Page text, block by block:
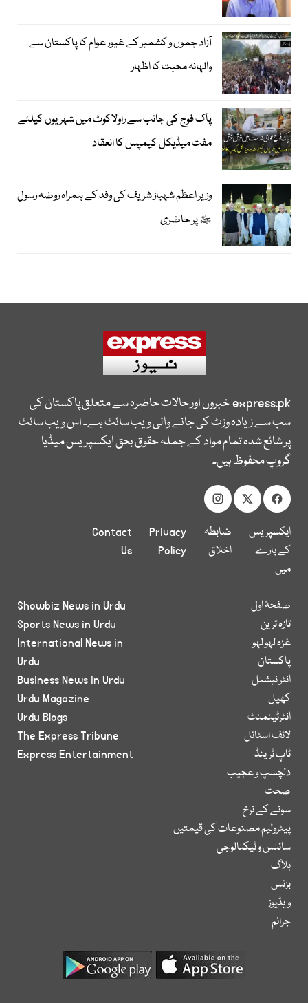
آزاد جموں و کشمیر کے غیور عوام کا پاکستان سے
والہانہ محبت کا اظہار
پاک فوج کی جانب سے راولاکوٹ میں شہریوں کیلئے
مفت میڈیکل کیمپس کا انعقاد
وزیر اعظم شہباز شریف کی وفد کے ہمراہ روضہ رسول
ﷺ پر حاضری
express.pkخبروں اور حالات حاضرہ سے متعلق پاکستان کی
سب سے زیادہ وزٹ کی جانے والی ویب سائٹ ہے۔ اس ویب سائٹ
پر شائع شدہ تمام مواد کے جملہ حقوق بحق ایکسپریس میڈیا
گروپ محفوظ ہیں۔
ایکسپریس
کے بارے
میں
ضابطہ
اخلاق
Privacy
Policy
Contact
Us
صفحۂ اول
تازہ ترین
غزہ لہو لہو
پاکستان
انٹر نیشنل
کھیل
انٹرٹینمنٹ
لائف اسٹائل
ٹاپ ٹرینڈ
دلچسپ و عجیب
صحت
سونے کے نرخ
پیٹرولیم مصنوعات کی قیمتیں
سائنس و ٹیکنالوجی
بلاگ
بزنس
ویڈیوز
جرائم
Showbiz News in Urdu
Sports News in Urdu
International News in
Urdu
Business News in Urdu
Urdu Magazine
Urdu Blogs
The Express Tribune
Express Entertainment